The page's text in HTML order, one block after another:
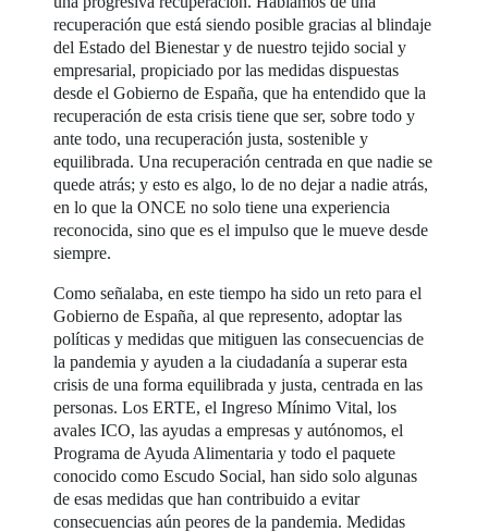
recuperación que está siendo posible gracias al blindaje
del Estado del Bienestar y de nuestro tejido social y
empresarial, propiciado por las medidas dispuestas
desde el Gobierno de España, que ha entendido que la
recuperación de esta crisis tiene que ser, sobre todo y
ante todo, una recuperación justa, sostenible y
equilibrada. Una recuperación centrada en que nadie se
quede atrás; y esto es algo, lo de no dejar a nadie atrás,
en lo que la ONCE no solo tiene una experiencia
reconocida, sino que es el impulso que le mueve desde
siempre.
Como señalaba, en este tiempo ha sido un reto para el
Gobierno de España, al que represento, adoptar las
políticas y medidas que mitiguen las consecuencias de
la pandemia y ayuden a la ciudadanía a superar esta
crisis de una forma equilibrada y justa, centrada en las
personas. Los ERTE, el Ingreso Mínimo Vital, los
avales ICO, las ayudas a empresas y autónomos, el
Programa de Ayuda Alimentaria y todo el paquete
conocido como Escudo Social, han sido solo algunas
de esas medidas que han contribuido a evitar
consecuencias aún peores de la pandemia. Medidas